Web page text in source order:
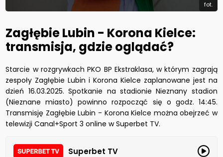
fot.
Zagłębie Lubin - Korona Kielce:
transmisja, gdzie oglądać?
Starcie w rozgrywkach PKO BP Ekstraklasa, w którym zagrają
zespoły Zagłębie Lubin i Korona Kielce zaplanowane jest na
dzień 16.03.2025. Spotkanie na stadionie Nieznany stadion
(Nieznane miasto) powinno rozpocząć się o godz. 14:45.
Transmisję Zagłębie Lubin - Korona Kielce można obejrzeć w
telewizji Canal+Sport 3 online w Superbet TV.
Superbet TV